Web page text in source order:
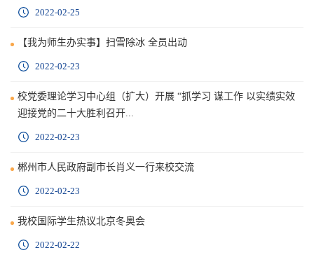
2022-02-25
【我为师生办实事】扫雪除冰 全员出动
2022-02-23
校党委理论学习中心组（扩大）开展 “抓学习 谋工作 以实绩实效
迎接党的二十大胜利召开...
2022-02-23
郴州市人民政府副市长肖义一行来校交流
2022-02-23
我校国际学生热议北京冬奥会
2022-02-22